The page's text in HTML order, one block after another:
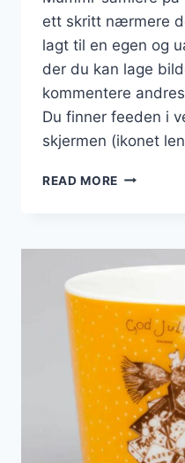
ett skritt nærmere
lagt til en egen og
der du kan lage
kommentere
Du finner feeden i
skjermen (ikonet
READ MORE NY
/
FEED
(BETA)
LANSERT